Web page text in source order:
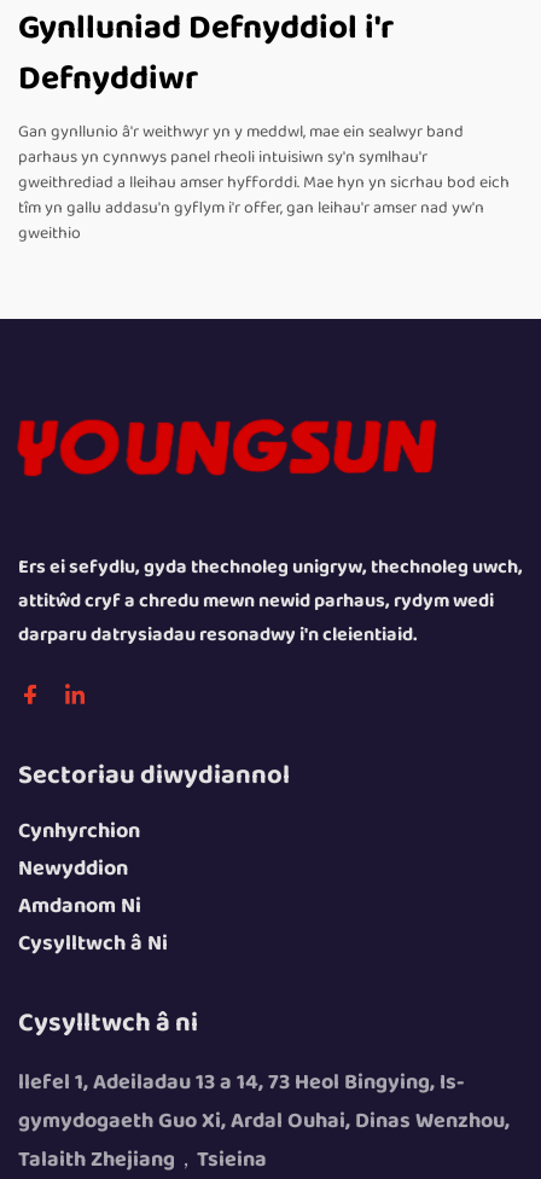
Gynlluniad Defnyddiol i'r
Defnyddiwr
Gan gynllunio â'r weithwyr yn y meddwl, mae ein sealwyr band
parhaus yn cynnwys panel rheoli intuisiwn sy'n symlhau'r
gweithrediad a lleihau amser hyfforddi. Mae hyn yn sicrhau bod eich
tîm yn gallu addasu'n gyflym i'r offer, gan leihau'r amser nad yw'n
gweithio
Ers ei sefydlu, gyda thechnoleg unigryw, thechnoleg uwch,
attitŵd cryf a chredu mewn newid parhaus, rydym wedi
darparu datrysiadau resonadwy i'n cleientiaid.
Sectoriau diwydiannol
Cynhyrchion
Newyddion
Amdanom Ni
Cysylltwch â Ni
Cysylltwch â ni
llefel 1, Adeiladau 13 a 14, 73 Heol Bingying, Is-
gymydogaeth Guo Xi, Ardal Ouhai, Dinas Wenzhou,
Talaith Zhejiang，Tsieina